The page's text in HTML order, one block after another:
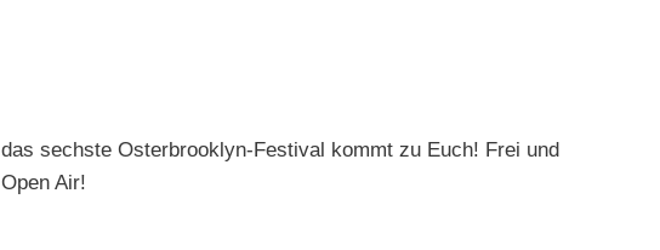
das sechste Osterbrooklyn-Festival kommt zu Euch! Frei und
Open Air!